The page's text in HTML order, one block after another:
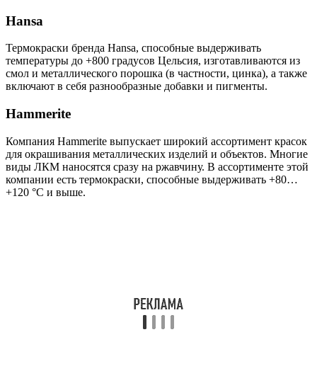
Hansa
Термокраски бренда Hansa, способные выдерживать
температуры до +800 градусов Цельсия, изготавливаются из
смол и металлического порошка (в частности, цинка), а также
включают в себя разнообразные добавки и пигменты.
Hammerite
Компания Hammerite выпускает широкий ассортимент красок
для окрашивания металлических изделий и объектов. Многие
виды ЛКМ наносятся сразу на ржавчину. В ассортименте этой
компании есть термокраски, способные выдерживать +80…
+120 °C и выше.